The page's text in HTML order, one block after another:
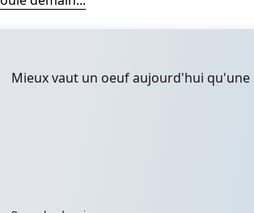
Mieux vaut un oeuf aujourd'hui qu'une